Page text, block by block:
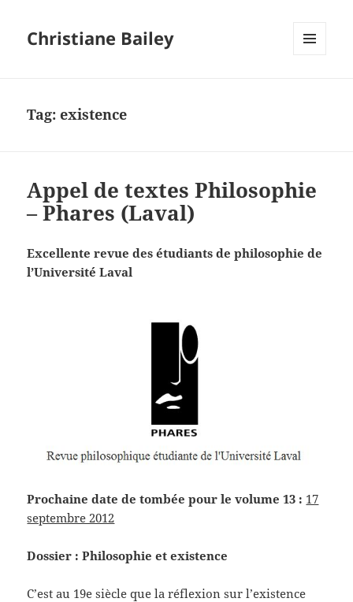
Christiane Bailey
Tag:existence
Appel de textes Philosophie
– Phares (Laval)
Excellente revue des étudiants de philosophie de
l’Université Laval
Prochaine date de tombée pour le volume 13 : 17
septembre 2012
Dossier : Philosophie et existence
C’est au 19e siècle que la réflexion sur l’existence